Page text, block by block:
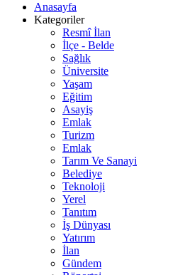
Anasayfa
Kategoriler
Resmî İlan
İlçe - Belde
Sağlık
Üniversite
Yaşam
Eğitim
Asayiş
Emlak
Turizm
Emlak
Tarım Ve Sanayi
Belediye
Teknoloji
Yerel
Tanıtım
İş Dünyası
Yatırım
İlan
Gündem